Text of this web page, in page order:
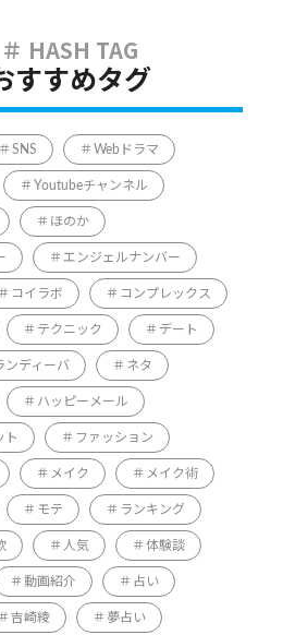
すすめタグ
SNS Webドラマ
Youtubeチャンネル
ほのか
エンジェルナンバー
コイラボ コンプレックス
テクニック デート
ンディーバ ネタ
ハッピーメール
ト ファッション
メイク メイク術
モテ ランキング
人気 体験談
動画紹介 占い
吉崎綾 夢占い